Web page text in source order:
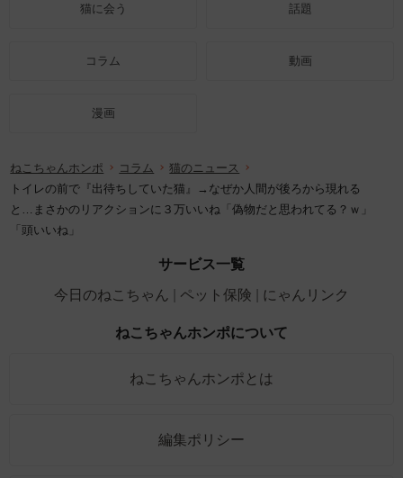
猫に会う 話題
コラム 動画
漫画
ねこちゃんホンポ コラム
猫のニュース
トイレの前で『出待ちしていた猫』→なぜか人間が後ろから現れる
と…まさかのリアクションに３万いいね「偽物だと思われてる？ｗ」
「頭いいね」
サービス一覧
今日のねこちゃん
ペット保険 にゃんリンク
ねこちゃんホンポについて
ねこちゃんホンポとは
編集ポリシー